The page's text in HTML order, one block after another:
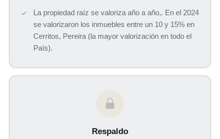
La propiedad raíz se valoriza año a año,. En el 2024
se valorizaron los inmuebles entre un 10 y 15% en
Cerritos, Pereira (la mayor valorización en todo el
País).
Respaldo